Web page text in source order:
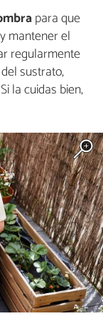
para que
mantener el
regularmente
sustrato,
la cuidas bien,